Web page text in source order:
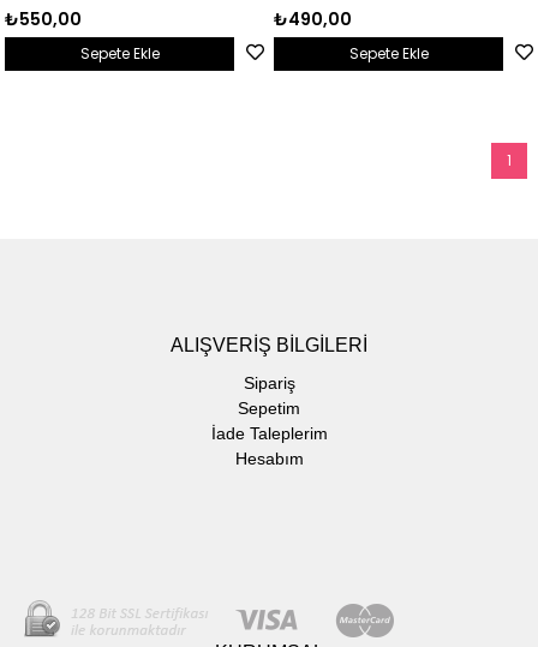
₺550,00
Sepete Ekle
₺490,00
Sepete Ekle
1
ALIŞVERİŞ BİLGİLERİ
Sipariş
Sepetim
İade Taleplerim
Hesabım